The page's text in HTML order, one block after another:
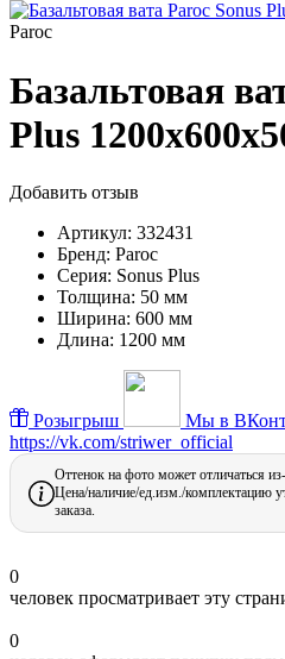
Paroc
Базальтовая
Plus
Добавить отзыв
Артикул: 332431
Бренд: Paroc
Серия: Sonus Plus
Толщина: 50 мм
Ширина: 600 мм
Длина: 1200 мм
Розыгрыш Мы в
https://vk.com/striwer_official
Оттенок на фото может отличаться
Цена/наличие/ед.изм./комплектацию
заказа.
0
человек просматривает эту
0